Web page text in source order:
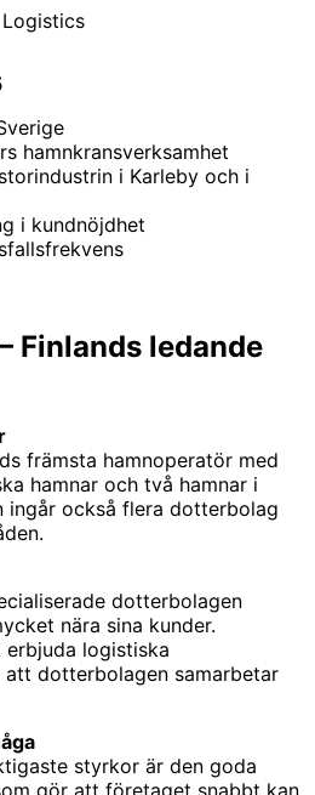
hamnkransverksamhet
i Karleby och i
i kundnöjdhet
Finlands ledande
främsta hamnoperatör med
hamnar och två hamnar i
ingår också flera dotterbolag
dotterbolagen
nära sina kunder.
logistiska
att dotterbolagen samarbetar
styrkor är den goda
gör att företaget snabbt kan